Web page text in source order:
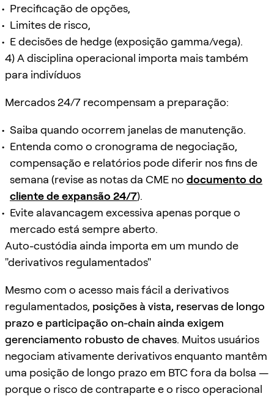
Precificação de opções,
Limites de risco,
E decisões de hedge (exposição gamma/vega).
4) A disciplina operacional importa mais também
para indivíduos
Mercados 24/7 recompensam a preparação:
Saiba quando ocorrem janelas de manutenção.
Entenda como o cronograma de negociação,
compensação e relatórios pode diferir nos fins de
semana (revise as notas da CME no documento do
cliente de expansão 24/7).
Evite alavancagem excessiva apenas porque o
mercado está sempre aberto.
Auto-custódia ainda importa em um mundo de
"derivativos regulamentados"
Mesmo com o acesso mais fácil a derivativos
regulamentados, posições à vista, reservas de longo
prazo e participação on-chain ainda exigem
gerenciamento robusto de chaves. Muitos usuários
negociam ativamente derivativos enquanto mantêm
uma posição de longo prazo em BTC fora da bolsa —
porque o risco de contraparte e o risco operacional